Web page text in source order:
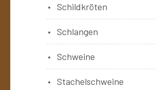
Schildkröten
Schlangen
Schweine
Stachelschweine